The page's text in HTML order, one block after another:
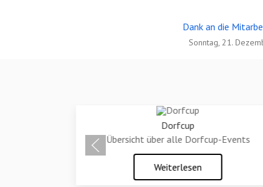
Dank an die
Sonntag, 21.
Dorfcup
Übersicht über alle Dorfcup-Events
Weiterlesen